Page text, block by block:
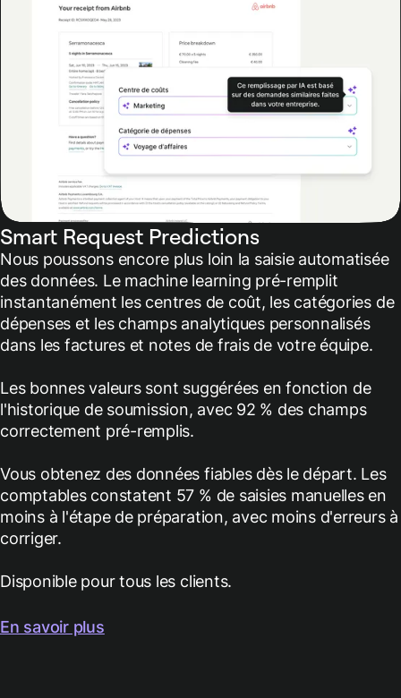
Smart Request Predictions
Nous poussons encore plus loin la saisie automatisée
des données. Le machine learning pré-remplit
instantanément les centres de coût, les catégories de
dépenses et les champs analytiques personnalisés
dans les factures et notes de frais de votre équipe.
Les bonnes valeurs sont suggérées en fonction de
l'historique de soumission, avec 92 % des champs
correctement pré-remplis.
Vous obtenez des données fiables dès le départ. Les
comptables constatent 57 % de saisies manuelles en
moins à l'étape de préparation, avec moins d'erreurs à
corriger.
Disponible pour tous les clients.
En savoir plus